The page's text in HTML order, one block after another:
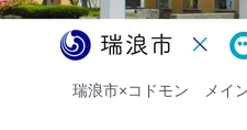
瑞浪市×コドモン メイ